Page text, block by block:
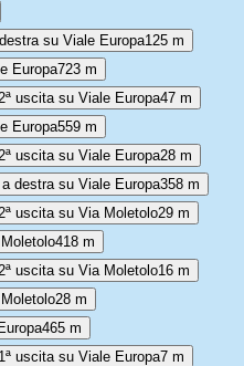
su Viale Europa125 m
Europa723 m
uscita su Viale Europa47 m
Europa559 m
uscita su Viale Europa28 m
destra su Viale Europa358 m
uscita su Via Moletolo29 m
418 m
uscita su Via Moletolo16 m
28 m
465 m
uscita su Viale Europa7 m